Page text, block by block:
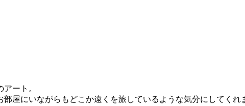
ート。
屋にいながらもどこか遠くを旅しているような気分にしてくれ